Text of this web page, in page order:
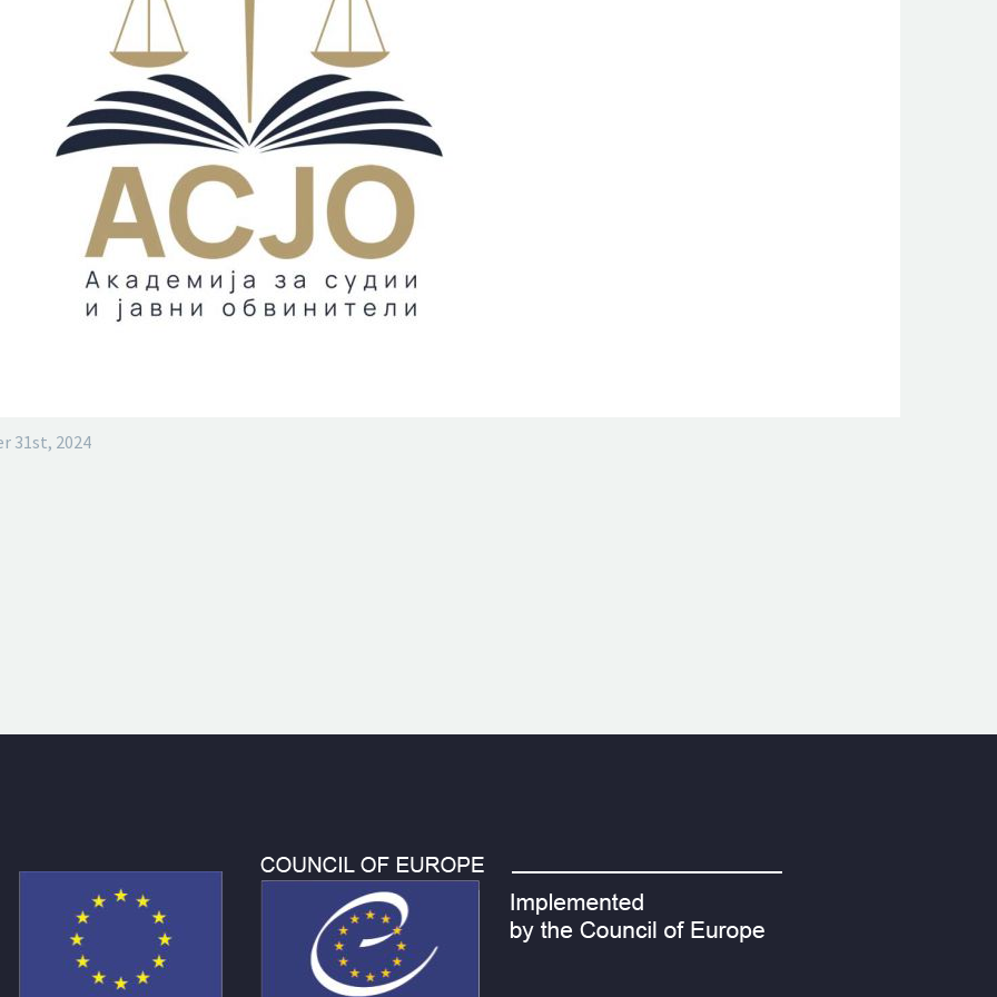
31st, 2024